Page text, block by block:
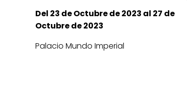
Del 23 de Octubre de 2023 al 27 de
Octubre de 2023
Palacio Mundo Imperial